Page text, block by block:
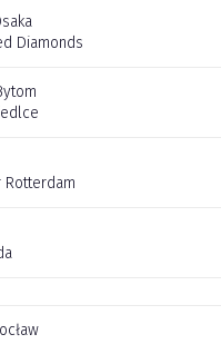
Diamonds
Rotterdam